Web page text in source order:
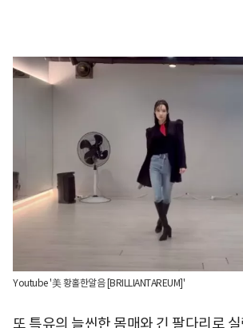
Youtube '美 황홀한알음 [BRILLIANTAREUM]'
또 특유의 늘씬한 몸매와 긴 팔다리로